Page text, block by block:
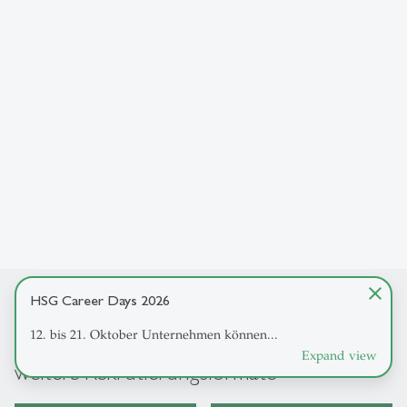
Wichtige Links – HSG Career Days und
weitere Rekrutierungsformate
close
HSG Career Days 2026
12. bis 21. Oktober Unternehmen können...
Expand view